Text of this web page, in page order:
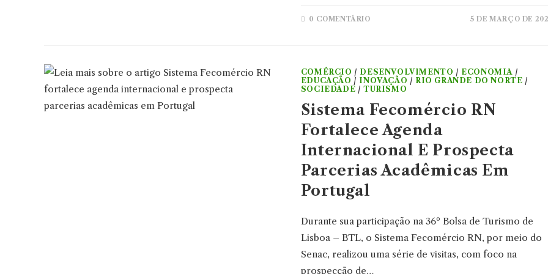
0 COMENTÁRIO 5 DE MARÇO DE
COMÉRCIO / DESENVOLVIMENTO / ECONOMIA /
EDUCAÇÃO / INOVAÇÃO / RIO GRANDE DO NORTE /
SOCIEDADE /TURISMO
Sistema Fecomércio RN
Fortalece Agenda
Internacional E Prospecta
Parcerias Acadêmicas Em
Portugal
Durante sua participação na 36º Bolsa de Turismo de
Lisboa – BTL, o Sistema Fecomércio RN, por meio do
Senac, realizou uma série de visitas, com foco na
prospecção de…